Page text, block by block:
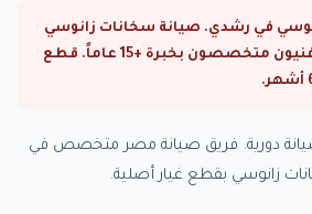
في رشدي. صيانة سخانات زانوسي
في القاهرة والجيزة. فنيون متخصصون بخبرة +15 عاماً. قطع
دورية. فريق صيانة مصر متخصص في
زانوسي بقطع غيار أصلية.